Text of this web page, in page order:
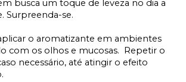
busca um toque de leveza no dia a
Surpreenda-se.
o aromatizante em ambientes
com os olhos e mucosas. Repetir o
necessário, até atingir o efeito